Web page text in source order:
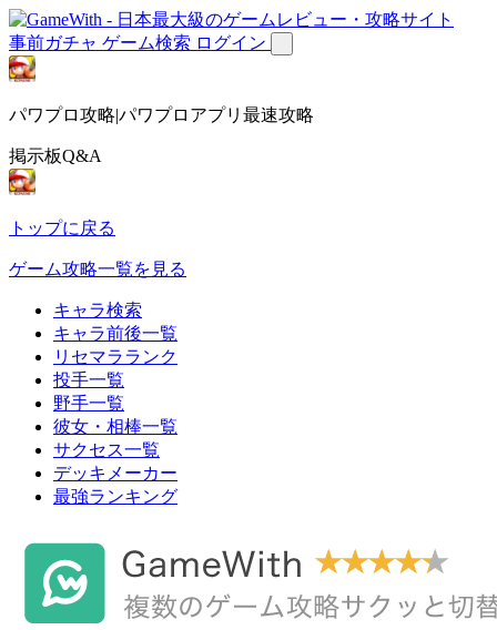
事前ガチャ ゲーム検索 ログイン
パワプロ攻略|パワプロアプリ最速攻略
掲示板Q&A
トップに戻る
ゲーム攻略一覧を見る
キャラ検索
キャラ前後一覧
リセマラランク
投手一覧
野手一覧
彼女・相棒一覧
サクセス一覧
デッキメーカー
最強ランキング